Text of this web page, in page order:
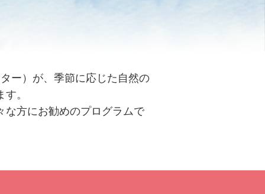
ー）が、季節に応じた自然の
。
な方にお勧めのプログラムで